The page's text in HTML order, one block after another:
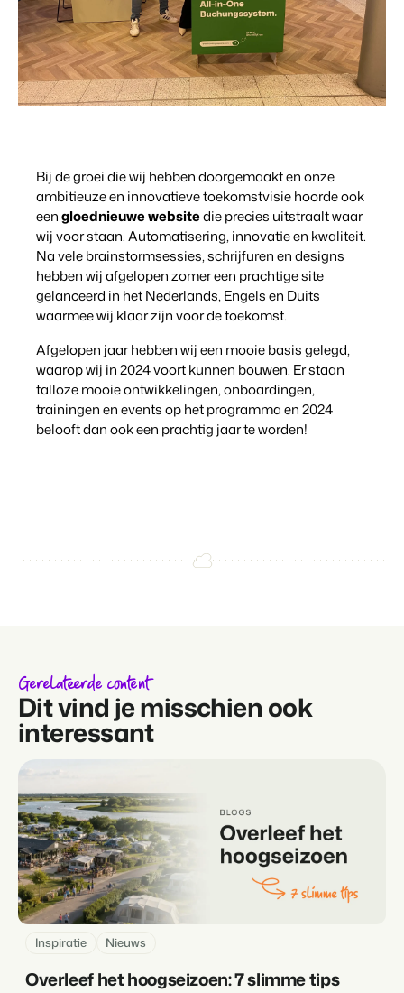
Bij de groei die wij hebben doorgemaakt en onze
ambitieuze en innovatieve toekomstvisie hoorde ook
eengloednieuwe websitedie precies uitstraalt waar
wij voor staan. Automatisering, innovatie en kwaliteit.
Na vele brainstormsessies, schrijfuren en designs
hebben wij afgelopen zomer een prachtige site
gelanceerd in het Nederlands, Engels en Duits
waarmee wij klaar zijn voor de toekomst.
Afgelopen jaar hebben wij een mooie basis gelegd,
waarop wij in 2024 voort kunnen bouwen. Er staan
talloze mooie ontwikkelingen, onboardingen,
trainingen en events op het programma en 2024
belooft dan ook een prachtig jaar te worden!
Gerelateerde content
Dit vind je misschien ook
interessant
Inspiratie Nieuws
Overleef het hoogseizoen: 7 slimme tips